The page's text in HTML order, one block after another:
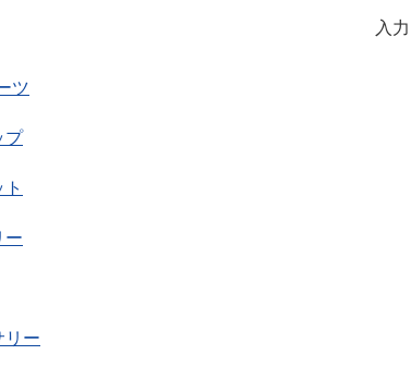
ツ
プ
ー
リー
入